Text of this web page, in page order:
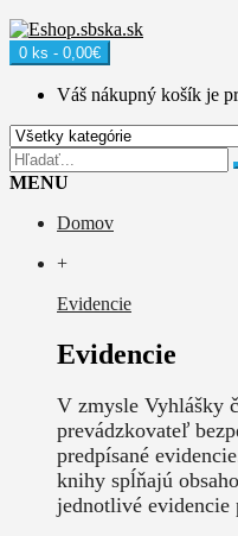
0 ks - 0,00€
Váš nákupný košík je
MENU
Domov
+
Evidencie
Evidencie
V zmysle Vyhlášky
prevádzkovateľ
predpísané
knihy spĺňajú
jednotlivé evidencie